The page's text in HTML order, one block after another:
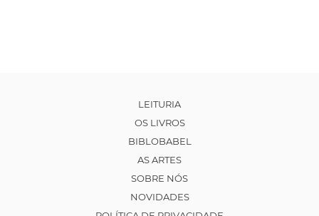
LEITURIA
OS LIVROS
BIBLOBABEL
AS ARTES
SOBRE NÓS
NOVIDADES